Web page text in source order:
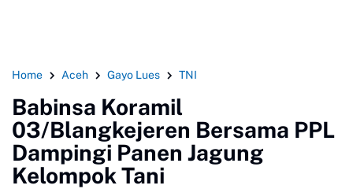
Home Aceh Gayo Lues TNI
Babinsa Koramil
03/Blangkejeren Bersama PPL
Dampingi Panen Jagung
Kelompok Tani